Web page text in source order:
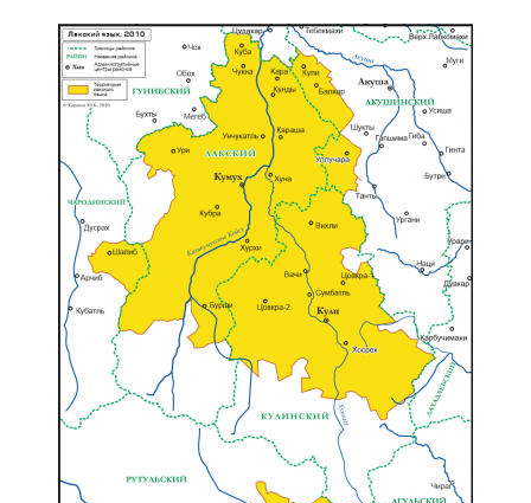
Основные за­ня­тия – от­гон­ное ско­то­вод­ст­во и
па­шен­ное зем­ле­де­лие на гор­ных скло­нах и тер­
ра­сах. Тра­диционные ре­мёс­ла – сук­но­де­лие, из­
го­тов­ле­ние вой­ло­ка, па­ла­сов, ме­тал­лич. по­су­ды
(сё­ла Ку­мух, Уб­ра), юве­лир­ное де­ло (село Ку­мух),
гон­чар­ст­во (село Балхар), зо­ло­тое и се­реб­ря­ное
ши­тьё (сё­ла Ку­мух и Бал­хар), шор­ное (село Ун­чу­
катль) и са­пож­ное (село Шов­кра) де­ло, об­ра­бот­
ка кам­ня (село Уб­ра).
Все лакцы мусульмане-сунниты.